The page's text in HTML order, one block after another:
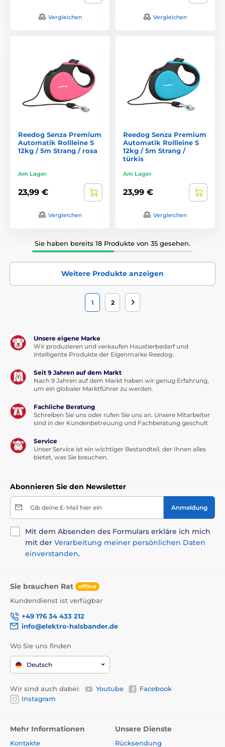
Vergleichen Vergleichen
Reedog Senza Premium
Automatik Rollleine S
12kg / 5m Strang / rosa
Am Lager
23,99 €
Vergleichen
Reedog Senza Premium
Automatik Rollleine S
12kg / 5m Strang /
türkis
Am Lager
23,99 €
Vergleichen
Sie haben bereits 18 Produkte von 35 gesehen.
Weitere Produkte anzeigen
1 2
Unsere eigene Marke
Wir produzieren und verkaufen Haustierbedarf und
intelligente Produkte der Eigenmarke Reedog.
Seit 9 Jahren auf dem Markt
Nach 9 Jahren auf dem Markt haben wir genug Erfahrung,
um ein globaler Marktführer zu werden.
Fachliche Beratung
Schreiben Sie uns oder rufen Sie uns an. Unsere Mitarbeiter
sind in der Kundenbetreuung und Fachberatung geschult
Service
Unser Service ist ein wichtiger Bestandteil, der Ihnen alles
bietet, was Sie brauchen.
Abonnieren Sie den Newsletter
Gib deine E-Mail hier ein Anmeldung
Mit dem Absenden des Formulars erkläre ich mich
mit der Verarbeitung meiner persönlichen Daten
einverstanden.
Sie brauchen Rat offline
Kundendienst ist verfügbar
+49 176 34 433 212
info@elektro-halsbander.de
Wo Sie uns finden
Deutsch
Wir sind auch dabei: Youtube
Facebook
Instagram
Mehr Informationen
Kontakte
Unsere Dienste
Rücksendung